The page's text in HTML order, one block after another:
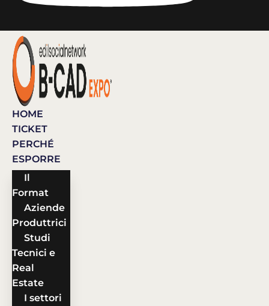
HOME
TICKET
PERCHÉ
ESPORRE
Il
Format
Aziende
Produttrici
Studi
Tecnici e
Real
Estate
I settori